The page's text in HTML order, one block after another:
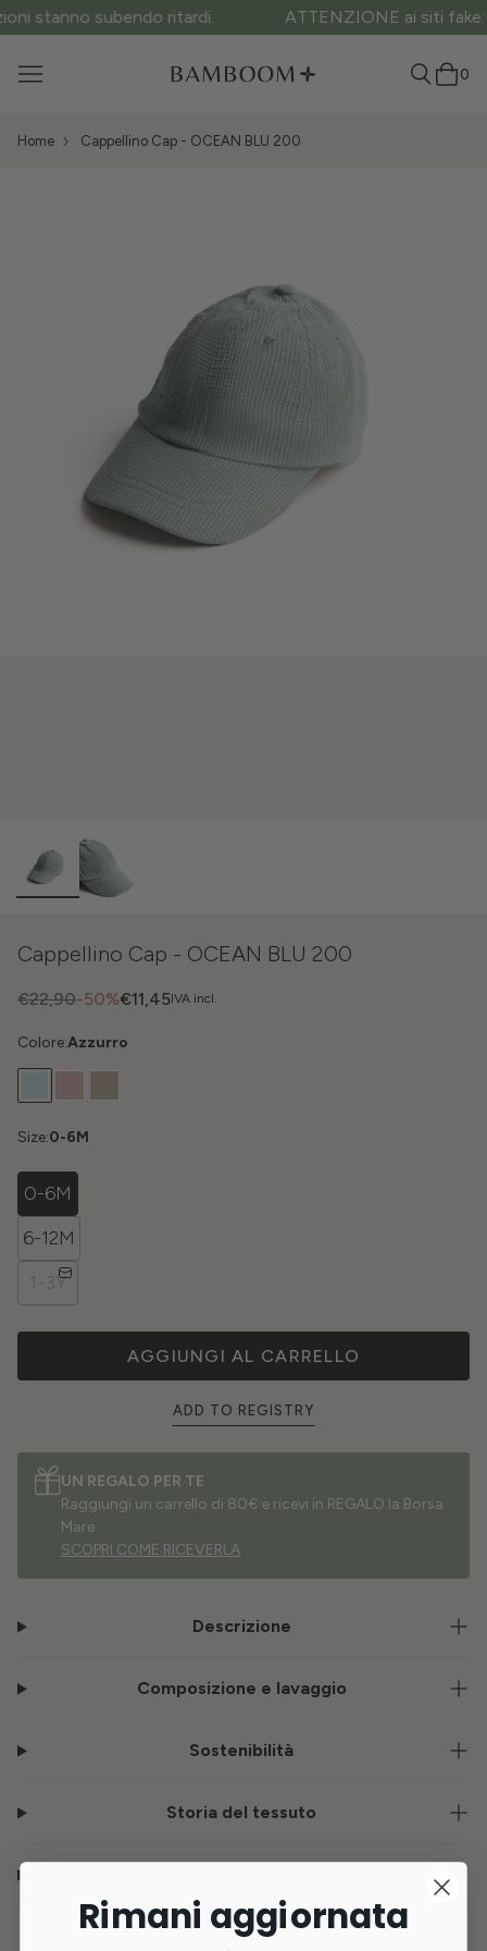
ATTENZIONE ai siti fake: questo è l’unico sito ufficiale.
0
Home Cappellino Cap - OCEAN BLU 200
Cappellino Cap - OCEAN BLU 200
IVA incl.
-50%
€22,90 €11,45
Colore:Azzurro
Size:0-6M
0-6M
6-12M
1-3Y
AGGIUNGI AL CARRELLO
ADD TO REGISTRY
UN REGALO PER TE
Raggiungi un carrello di 80€ e ricevi in REGALO la Borsa
Mare.
SCOPRI COME RICEVERLA
Descrizione
Composizione e lavaggio
Sostenibilità
Storia del tessuto
Rimani aggiornata